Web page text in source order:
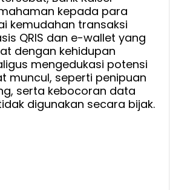
kepada para
kemudahan transaksi
QRIS dan e-wallet yang
dengan kehidupan
mengedukasi potensi
muncul, seperti penipuan
serta kebocoran data
digunakan secara bijak.